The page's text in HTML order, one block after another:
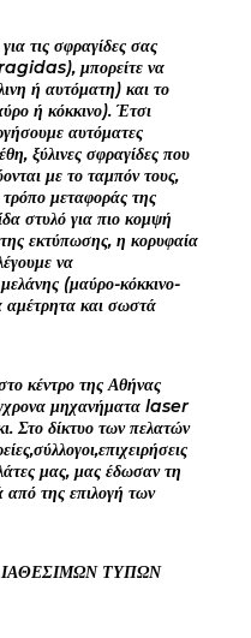
τις σφραγίδες σας
μπορείτε να
ή αυτόματη) και το
ή κόκκινο). Έτσι
αυτόματες
ξύλινες σφραγίδες που
με το ταμπόν τους,
τρόπο μεταφοράς της
στυλό για πιο κομψή
εκτύπωσης, η κορυφαία
να
(μαύρο-κόκκινο-
αμέτρητα και σωστά
κέντρο της Αθήνας
μηχανήματα laser
Στο δίκτυο των πελατών
μας, μας έδωσαν τη
από της επιλογή των
ΤΥΠΩΝ